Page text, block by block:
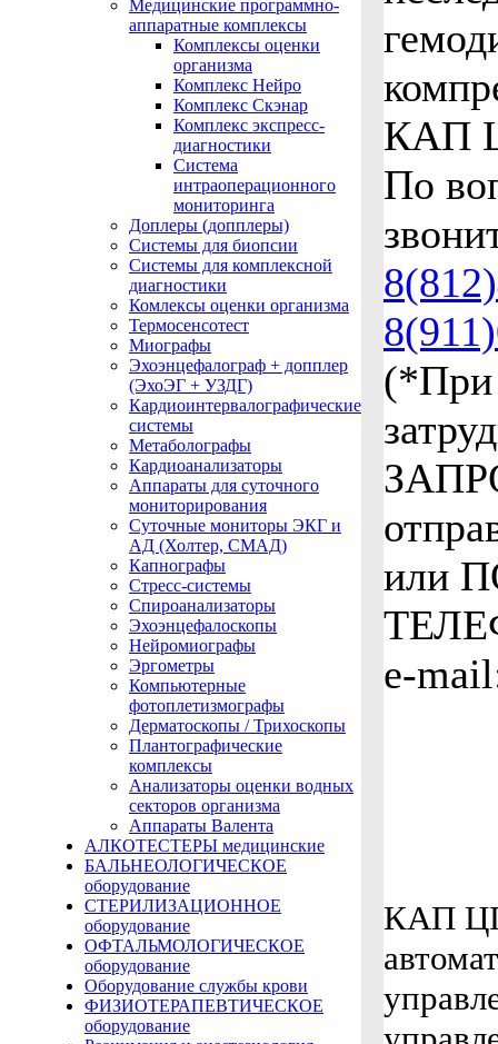
Медицинские программно-
аппаратные комплексы
Комплексы оценки
организма
Комплекс Нейро
Комплекс Скэнар
Комплекс экспресс-
диагностики
Система
интраоперационного
мониторинга
Доплеры (допплеры)
Системы для биопсии
Системы для комплексной
диагностики
Комлексы оценки организма
Термосенсотест
Миографы
Эхоэнцефалограф + допплер
(ЭхоЭГ + УЗДГ)
Кардиоинтервалографические
системы
Метаболографы
Кардиоанализаторы
Аппараты для суточного
мониторирования
Суточные мониторы ЭКГ и
АД (Холтер, СМАД)
Капнографы
Стресс-системы
Спироанализаторы
Эхоэнцефалоскопы
Нейромиографы
Эргометры
Компьютерные
фотоплетизмографы
Дерматоскопы / Трихоскопы
Плантографические
комплексы
Анализаторы оценки водных
секторов организма
Аппараты Валента
АЛКОТЕСТЕРЫ медицинские
БАЛЬНЕОЛОГИЧЕСКОЕ
оборудование
СТЕРИЛИЗАЦИОННОЕ
оборудование
ОФТАЛЬМОЛОГИЧЕСКОЕ
оборудование
Оборудование службы крови
ФИЗИОТЕРАПЕВТИЧЕСКОЕ
оборудование
По
(*При
или
e-
КАП